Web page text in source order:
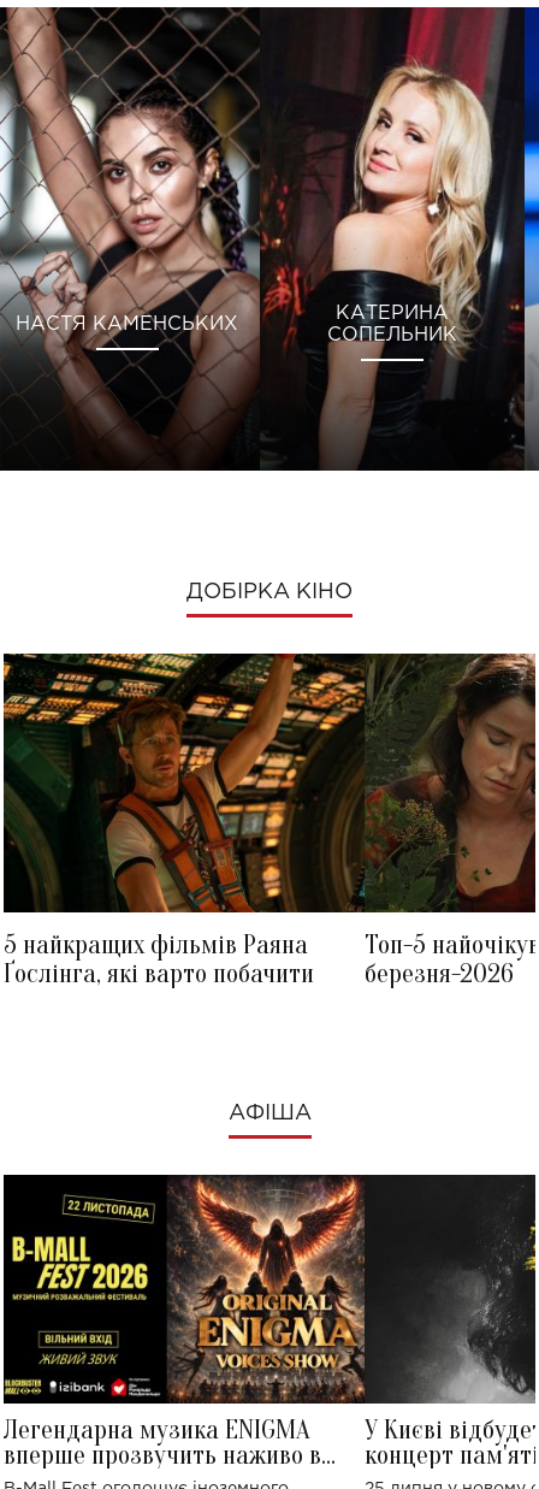
НАСТЯ КАМЕНСЬКИХ
КАТЕРИНА
СОПЕЛЬНИК
ДОБІРКА КІНО
5 найкращих фільмів Раяна
Ґослінга, які варто побачити
Топ-5
березня-2026
АФІША
Легендарна музика ENIGMA
вперше прозвучить наживо в
Україні: де відбудеться концерт
У Києві
концерт
Клименка: